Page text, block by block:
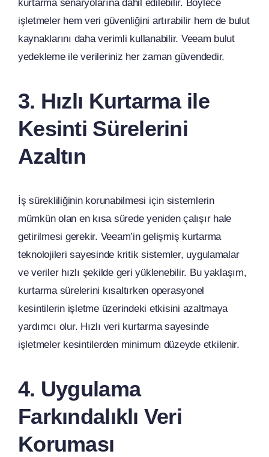
kurtarma senaryolarına dahil edilebilir. Böylece
işletmeler hem veri güvenliğini artırabilir hem de bulut
kaynaklarını daha verimli kullanabilir. Veeam bulut
yedekleme ile verileriniz her zaman güvendedir.
3. Hızlı Kurtarma ile
Kesinti Sürelerini
Azaltın
İş sürekliliğinin korunabilmesi için sistemlerin
mümkün olan en kısa sürede yeniden çalışır hale
getirilmesi gerekir. Veeam’in gelişmiş kurtarma
teknolojileri sayesinde kritik sistemler, uygulamalar
ve veriler hızlı şekilde geri yüklenebilir. Bu yaklaşım,
kurtarma sürelerini kısaltırken operasyonel
kesintilerin işletme üzerindeki etkisini azaltmaya
yardımcı olur. Hızlı veri kurtarma sayesinde
işletmeler kesintilerden minimum düzeyde etkilenir.
4. Uygulama
Farkındalıklı Veri
Koruması